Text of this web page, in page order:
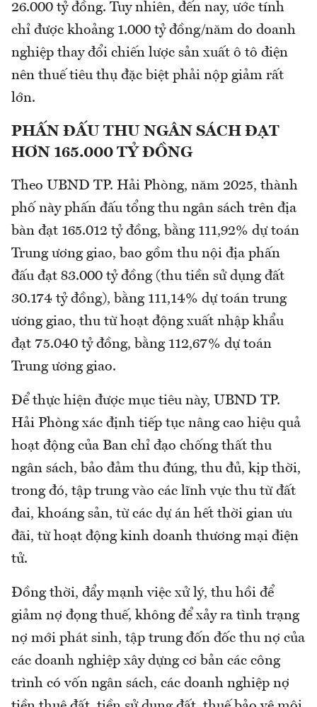
26.000 tỷ đồng. Tuy nhiên, đến nay, ước tính
chỉ được khoảng 1.000 tỷ đồng/năm do doanh
nghiệp thay đổi chiến lược sản xuất ô tô điện
nên thuế tiêu thụ đặc biệt phải nộp giảm rất
lớn.
PHẤN ĐẤU THU NGÂN SÁCH ĐẠT
HƠN 165.000 TỶ ĐỒNG
Theo UBND TP. Hải Phòng, năm 2025, thành
phố này phấn đấu tổng thu ngân sách trên địa
bàn đạt 165.012 tỷ đồng, bằng 111,92% dự toán
Trung ương giao, bao gồm thu nội địa phấn
đấu đạt 83.000 tỷ đồng (thu tiền sử dụng đất
30.174 tỷ đồng), bằng 111,14% dự toán trung
ương giao, thu từ hoạt động xuất nhập khẩu
đạt 75.040 tỷ đồng, bằng 112,67% dự toán
Trung ương giao.
Để thực hiện được mục tiêu này, UBND TP.
Hải Phòng xác định tiếp tục nâng cao hiệu quả
hoạt động của Ban chỉ đạo chống thất thu
ngân sách, bảo đảm thu đúng, thu đủ, kịp thời,
trong đó, tập trung vào các lĩnh vực thu từ đất
đai, khoáng sản, từ các dự án hết thời gian ưu
đãi, từ hoạt động kinh doanh thương mại điện
tử.
Đồng thời, đẩy mạnh việc xử lý, thu hồi để
giảm nợ đọng thuế, không để xảy ra tình trạng
nợ mới phát sinh, tập trung đốn đốc thu nợ của
các doanh nghiệp xây dựng cơ bản các công
trình có vốn ngân sách, các doanh nghiệp nợ